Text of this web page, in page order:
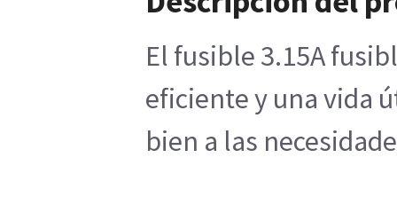
El fusible 3.15A
eficiente y una vida
bien a las